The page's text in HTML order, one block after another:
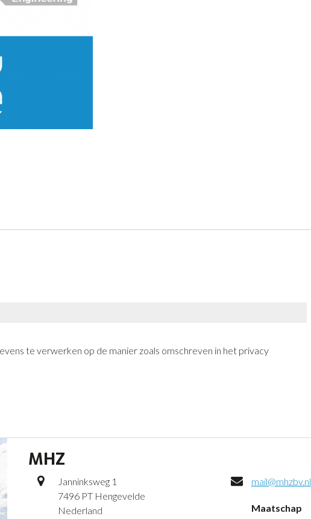
te verwerken op de manier zoals omschreven in het privacy
MHZ
Janninksweg 1
7496 PT Hengevelde
Nederland
mail@mhzbv.nl
Maatschap